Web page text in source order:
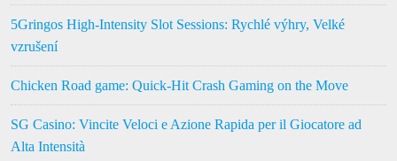
5Gringos High‑Intensity Slot Sessions: Rychlé výhry, Velké
vzrušení
Chicken Road game: Quick‑Hit Crash Gaming on the Move
SG Casino: Vincite Veloci e Azione Rapida per il Giocatore ad
Alta Intensità